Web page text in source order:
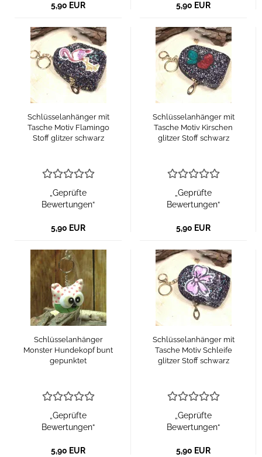
5,90 EUR 5,90 EUR
Schlüsselanhänger mit
Tasche Motiv Flamingo
Stoff glitzer schwarz
„Geprüfte
Bewertungen“
5,90 EUR
Schlüsselanhänger mit
Tasche Motiv Kirschen
glitzer Stoff schwarz
„Geprüfte
Bewertungen“
5,90 EUR
Schlüsselanhänger
Monster Hundekopf bunt
gepunktet
„Geprüfte
Bewertungen“
5,90 EUR
Schlüsselanhänger mit
Tasche Motiv Schleife
glitzer Stoff schwarz
„Geprüfte
Bewertungen“
5,90 EUR